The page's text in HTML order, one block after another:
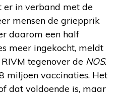
in verband met de
mensen de griepprik
daarom een half
meer ingekocht, meldt
tegenover de NOS.
miljoen vaccinaties. Het
dat voldoende is, maar